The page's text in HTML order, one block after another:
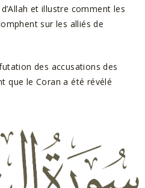
et illustre comment les
sur les alliés de
des accusations des
que le Coran a été révélé